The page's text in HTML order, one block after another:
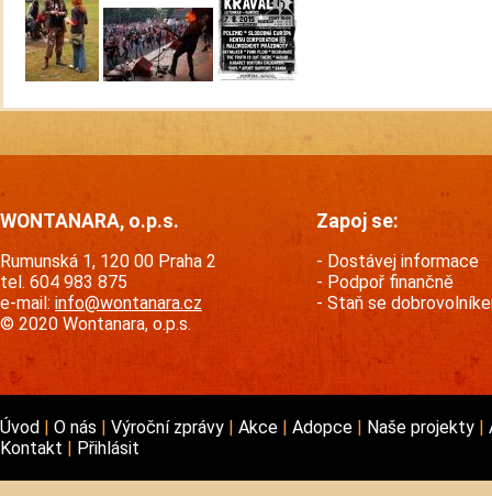
WONTANARA, o.p.s.
Rumunská 1, 120 00 Praha 2
tel. 604 983 875
e-mail: info@wontanara.cz
© 2020 Wontanara, o.p.s.
Zapoj se:
Dostávej informace
Podpoř finančně
Staň se
Úvod O nás Výroční zprávy Akce Adopce Naše projekty
Kontakt
Přihlásit